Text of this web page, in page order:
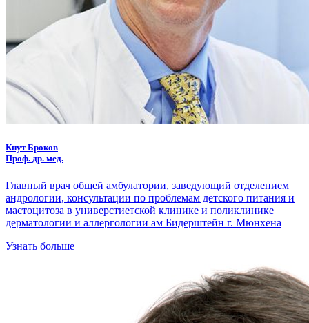
Кнут Броков
Проф. др. мед.
Главный врач общей амбулатории, заведующий отделением
андрологии, консультации по проблемам детского питания и
мастоцитоза в универстиетской клинике и поликлинике
дерматологии и аллергологии ам Бидерштейн г. Мюнхена
Узнать больше